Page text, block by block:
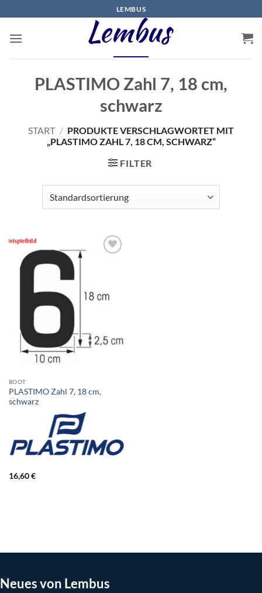
Inhalt
springen
LEMBUS
PLASTIMO Zahl 7, 18 cm,
schwarz
START / PRODUKTE VERSCHLAGWORTET MIT
„PLASTIMO ZAHL 7, 18 CM, SCHWARZ“
FILTER
BOOT
PLASTIMO Zahl 7, 18 cm,
schwarz
16,60€
Neues von Lembus